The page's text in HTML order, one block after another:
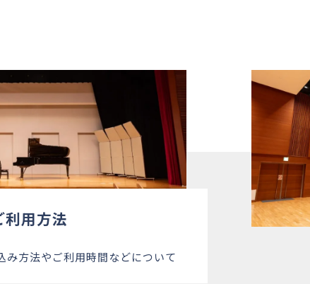
× ○ ○ △ ○ △
× × ○
× × × ×
△ ○ ○ ○ ○
○ ○ ○ ○ ○
○ ○ ○ ○ ○
○ ○
○ ○ ○
利用方法
み方法やご利用時間などについて